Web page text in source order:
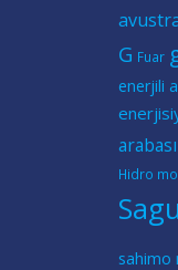
G Fuar
enerjili
arabası
Hidro
sahimo